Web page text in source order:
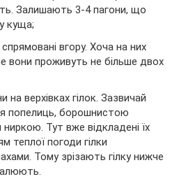
Залишають 3-4 пагони, що
куща;
вгору. Хоча на них
вони проживуть не більше двох
на верхівках гілок. Зазвичай
попелиць, борошнистою
Тут вже відкладені їх
теплої погоди гілки
Тому зрізають гілку нижче